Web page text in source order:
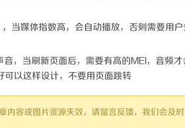
当媒体指数高，会自动播放，否则需要用户
，当刷新页面后，需要有高的MEI，音频才
可以这样设计，不要用页面跳转
容或图片资源失效，请留言反馈，我们会及